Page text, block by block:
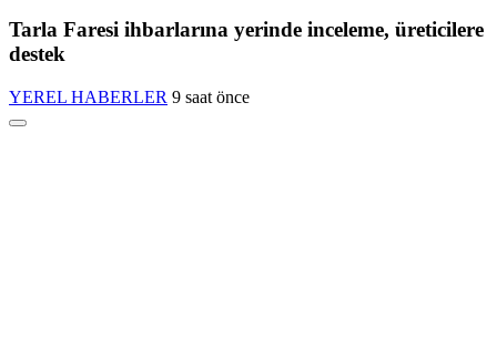
Tarla Faresi ihbarlarına yerinde inceleme, üreticilere
destek
YEREL HABERLER 9 saat önce